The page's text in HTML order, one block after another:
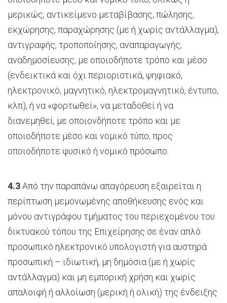
μερικώς, αντικείμενο μεταβίβασης, πώλησης,
εκχώρησης, παραχώρησης (με ή χωρίς αντάλλαγμα),
αντιγραφής, τροποποίησης, αναπαραγωγής,
αναδημοσίευσης, με οποιοδήποτε τρόπο και μέσο
(ενδεικτικά και όχι περιοριστικά, ψηφιακό,
ηλεκτρονικό, μαγνητικό, ηλεκτρομαγνητικό, έντυπο,
κλπ), ή να «φορτωθεί», να μεταδοθεί ή να
διανεμηθεί, με οποιονδήποτε τρόπο και με
οποιοδήποτε μέσο και νομικό τύπο, προς
οποιοδήποτε φυσικό ή νομικό πρόσωπο.
4.3Από την παραπάνω απαγόρευση εξαιρείται η
περίπτωση μεμονωμένης αποθήκευσης ενός και
μόνου αντιγράφου τμήματος του περιεχομένου του
δικτυακού τόπου της Επιχείρησης σε έναν απλό
προσωπικό ηλεκτρονικό υπολογιστή για αυστηρά
προσωπική – ιδιωτική, μη δημόσια (με ή χωρίς
αντάλλαγμα) και μη εμπορική χρήση και χωρίς
απαλοιφή ή αλλοίωση (μερική ή ολική) της ένδειξης